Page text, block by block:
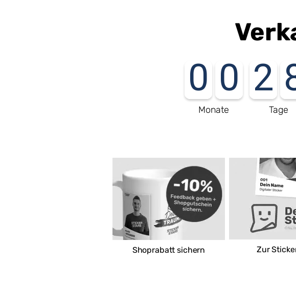
0 0
Monate
2
Tage
Shoprabatt sichern
Zur